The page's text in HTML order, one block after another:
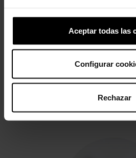
Aceptar todas las
Configurar
Rechazar
4 otros productos de la
categoría: